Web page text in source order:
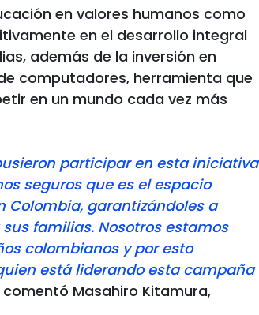
en valores humanos como
en el desarrollo integral
además de la inversión en
computadores, herramienta que
en un mundo cada vez más
participar en esta iniciativa
seguros que es el espacio
Colombia, garantizándoles a
familias. Nosotros estamos
colombianos y por esto
está liderando esta campaña
comentó Masahiro Kitamura,